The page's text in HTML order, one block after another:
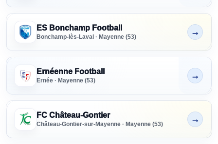
ES Bonchamp Football
Bonchamp-lès-Laval · Mayenne (53)
Non indiqué
→
Ernéenne Football
Ernée · Mayenne (53)
Non indiqué
→
FC Château-Gontier
Château-Gontier-sur-Mayenne · Mayenne (53)
Non indiqué
→